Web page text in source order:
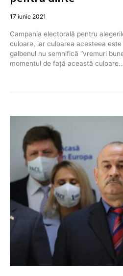
17 iunie 2021
Campania electorală pentru
culoare, iar culoarea acesteea este
galbenul nu semnifică “vremuri
momentul de față această culoare…